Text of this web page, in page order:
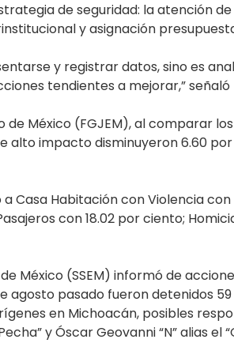
de seguridad: la atención
y asignación
y registrar datos, sino es
tendientes a mejorar,”
México (FGJEM), al comparar
alto impacto disminuyeron 6.60
Casa Habitación con Violencia
con 18.02 por ciento;
México (SSEM) informó de
pasado fueron detenidos
en Michoacán, posibles
y Óscar Geovanni “N” alias el